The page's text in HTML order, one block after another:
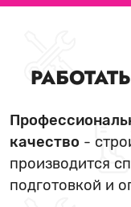
качество -
производится
подготовкой и